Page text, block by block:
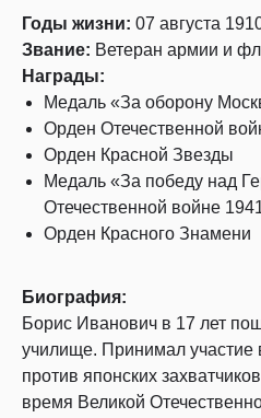
Годы жизни: 07 августа
Звание: Ветеран армии и
Награды:
Медаль «За оборону
Орден Отечественной
Орден Красной Звезды
Медаль «За победу над
Отечественной войне
Орден Красного Знамени
Биография:
Борис Иванович в 17 лет
училище. Принимал участие
против японских
время Великой